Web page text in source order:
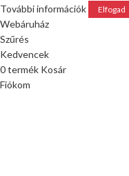
További információk
Elfogad
Webáruház
Szűrés
Kedvencek
0termék Kosár
Fiókom